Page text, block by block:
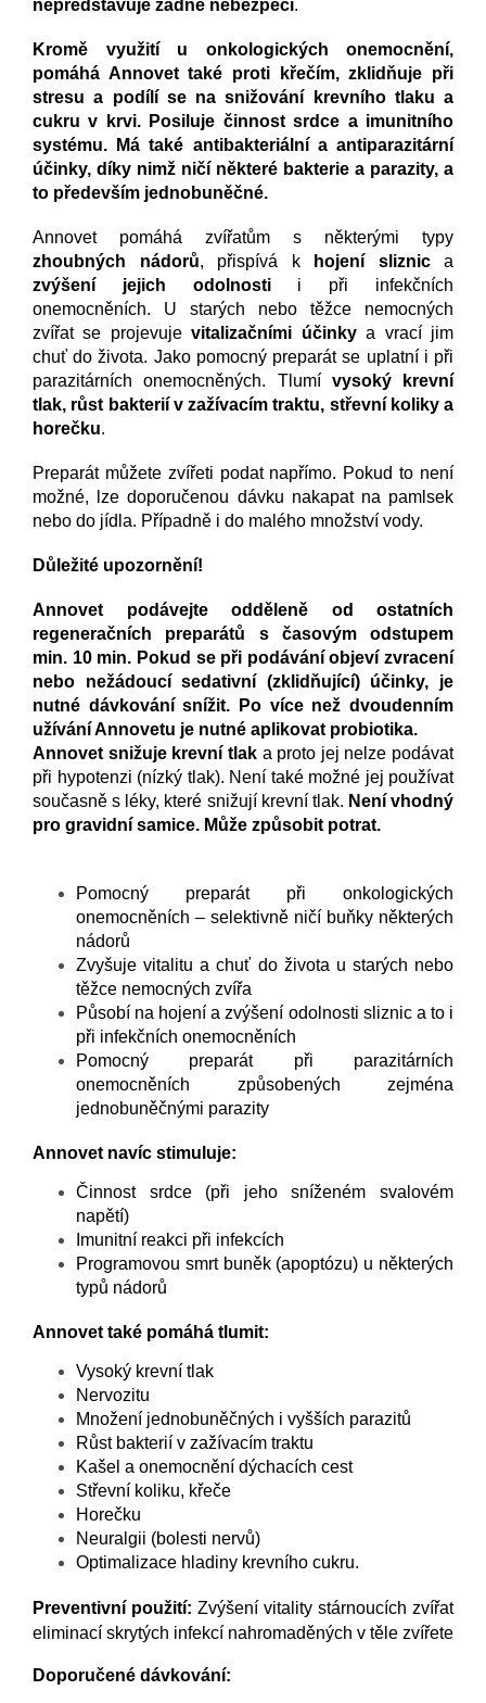
nepředstavuje žádné nebezpečí.
Kromě využití u onkologických onemocnění,
pomáhá Annovet také proti křečím, zklidňuje při
stresu a podílí se na snižování krevního tlaku a
cukru v krvi. Posiluje činnost srdce a imunitního
systému. Má také antibakteriální a antiparazitární
účinky, díky nimž ničí některé bakterie a parazity, a
to především jednobuněčné.
Annovet pomáhá zvířatům s některými typy
zhoubných nádorů, přispívá khojení sliznica
zvýšení jejich odolnostii při infekčních
onemocněních. U starých nebo těžce nemocných
zvířat se projevujevitalizačními účinkya vrací jim
chuť do života. Jako pomocný preparát se uplatní i při
parazitárních onemocněných. Tlumí vysoký krevní
tlak, růst bakterií v zažívacím traktu, střevní koliky a
horečku.
Preparát můžete zvířeti podat napřímo. Pokud to není
možné, lze doporučenou dávku nakapat na pamlsek
nebo do jídla. Případně i do malého množství vody.
Důležité upozornění!
Annovet podávejte odděleně od ostatních
regeneračních preparátů s časovým odstupem
min. 10 min. Pokud se při podávání objeví zvracení
nebo nežádoucí sedativní (zklidňující) účinky, je
nutné dávkování snížit. Po více než dvoudenním
užívání Annovetu je nutné aplikovat probiotika.
Annovet snižuje krevní tlaka proto jej nelze podávat
při hypotenzi (nízký tlak). Není také možné jej používat
současně s léky, které snižují krevní tlak. Není vhodný
pro gravidní samice. Může způsobit potrat.
Pomocný preparát při onkologických
onemocněních – selektivně ničí buňky některých
nádorů
Zvyšuje vitalitu a chuť do života u starých nebo
těžce nemocných zvířa
Působí na hojení a zvýšení odolnosti sliznic a to i
při infekčních onemocněních
Pomocný preparát při parazitárních
onemocněních způsobených zejména
jednobuněčnými parazity
Annovet navíc stimuluje:
Činnost srdce (při jeho sníženém svalovém
napětí)
Imunitní reakci při infekcích
Programovou smrt buněk (apoptózu) u některých
typů nádorů
Annovet také pomáhá tlumit:
Vysoký krevní tlak
Nervozitu
Množení jednobuněčných i vyšších parazitů
Růst bakterií v zažívacím traktu
Kašel a onemocnění dýchacích cest
Střevní koliku, křeče
Horečku
Neuralgii (bolesti nervů)
Optimalizace hladiny krevního cukru.
Preventivní použití: Zvýšení vitality stárnoucích zvířat
eliminací skrytých infekcí nahromaděných v těle zvířete
Doporučené dávkování: